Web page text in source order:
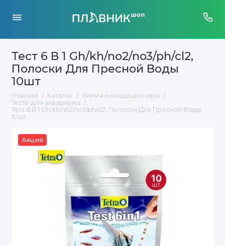
Тест 6 В 1 Gh/kh/no2/no3/ph/cl2,
Полоски Для Пресной Воды
10шт
Главная Каталог
Химия и кондиционеры
Тесты для аквариума
Тест 6 В 1 Gh/kh/no2/no3/ph/cl2, Полоски Для Пресной Воды
10шт
Акция